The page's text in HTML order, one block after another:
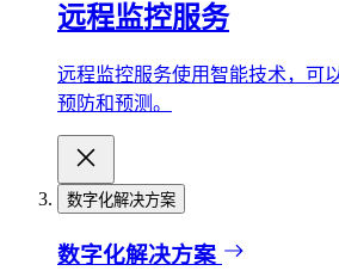
远程监控服务
远程监控服务使用智能技术，可
预防和预测。
数字化解决方案
数字化解决方案